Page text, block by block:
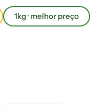
1kg · melhor preço